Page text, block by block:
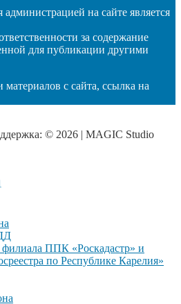
на сайте является
за содержание
для публикации другими
с сайта, ссылка на
© 2026 | MAGIC Studio
ППК «Роскадастр» и
по Республике Карелия»